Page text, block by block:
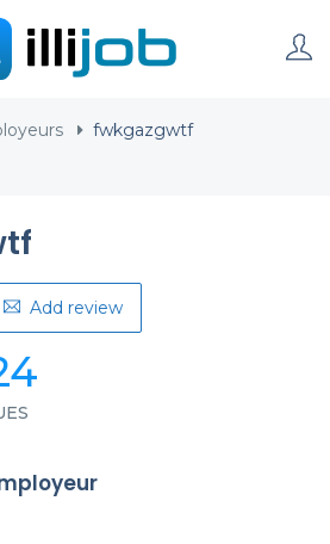
fwkgazgwtf
Add review